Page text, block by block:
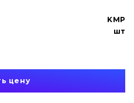
KMP
шт
цену